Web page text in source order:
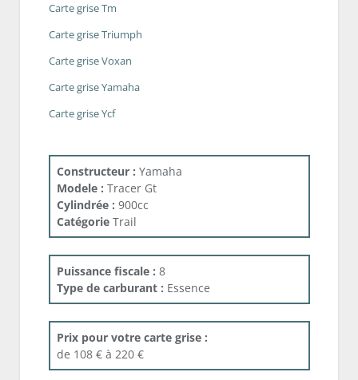
Carte grise Tm
Carte grise Triumph
Carte grise Voxan
Carte grise Yamaha
Carte grise Ycf
Constructeur : Yamaha
Modele : Tracer Gt
Cylindrée : 900cc
Catégorie Trail
Puissance fiscale : 8
Type de carburant : Essence
Prix pour votre carte grise :
de 108 € à 220 €